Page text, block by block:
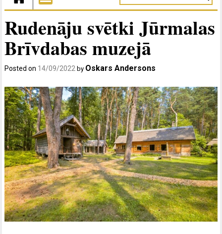
Rudenāju svētki Jūrmalas
Brīvdabas muzejā
Posted on 14/09/2022 by Oskars Andersons